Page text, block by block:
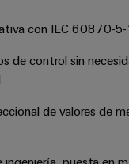
con IEC 60870-
de control sin
de valores de